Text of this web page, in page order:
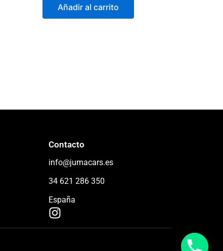
Añadir al carrito
Contacto
info@jumacars.es
34 621 286 350
España
I
n